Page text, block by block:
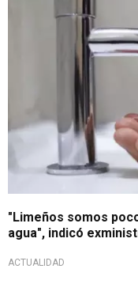
"Limeños somos
agua", indicó
ACTUALIDAD